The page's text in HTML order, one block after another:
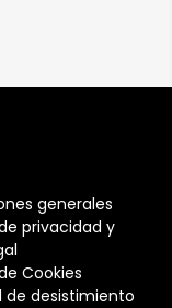
generales
privacidad y
Cookies
de desistimiento